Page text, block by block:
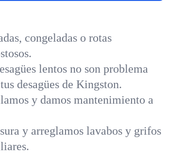
congeladas o rotas
lentos no son problema
desagües de Kingston.
y damos mantenimiento a
y arreglamos lavabos y grifos